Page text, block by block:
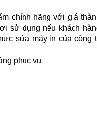
chính hãng với giá
sử dụng nếu khách
sửa máy in của công
phục vụ